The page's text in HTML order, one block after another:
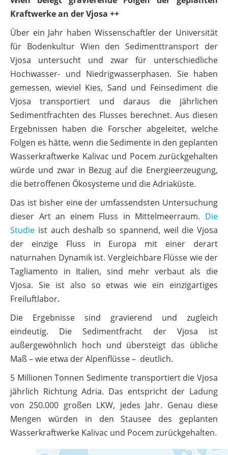
Kraftwerke an der Vjosa ++
Über ein Jahr haben Wissenschaftler der Universität
für Bodenkultur Wien den Sedimenttransport der
Vjosa untersucht und zwar für unterschiedliche
Hochwasser- und Niedrigwasserphasen. Sie haben
gemessen, wieviel Kies, Sand und Feinsediment die
Vjosa transportiert und daraus die jährlichen
Sedimentfrachten des Flusses berechnet. Aus diesen
Ergebnissen haben die Forscher abgeleitet, welche
Folgen es hätte, wenn die Sedimente in den geplanten
Wasserkraftwerke Kalivac und Pocem zurückgehalten
würde und zwar in Bezug auf die Energieerzeugung,
die betroffenen Ökosysteme und die Adriaküste.
Das ist bisher eine der umfassendsten Untersuchung
dieser Art an einem Fluss in Mittelmeerraum. Die
Studie ist auch deshalb so spannend, weil die Vjosa
der einzige Fluss in Europa mit einer derart
naturnahen Dynamik ist. Vergleichbare Flüsse wie der
Tagliamento in Italien, sind mehr verbaut als die
Vjosa. Sie ist also so etwas wie ein einzigartiges
Freiluftlabor.
Die Ergebnisse sind gravierend und zugleich
eindeutig. Die Sedimentfracht der Vjosa ist
außergewöhnlich hoch und übersteigt das übliche
Maß – wie etwa der Alpenflüsse – deutlich.
5 Millionen Tonnen Sedimente transportiert die Vjosa
jährlich Richtung Adria. Das entspricht der Ladung
von 250.000 großen LKW, jedes Jahr. Genau diese
Mengen würden in den Stausee des geplanten
Wasserkraftwerke Kalivac und Pocem zurückgehalten.